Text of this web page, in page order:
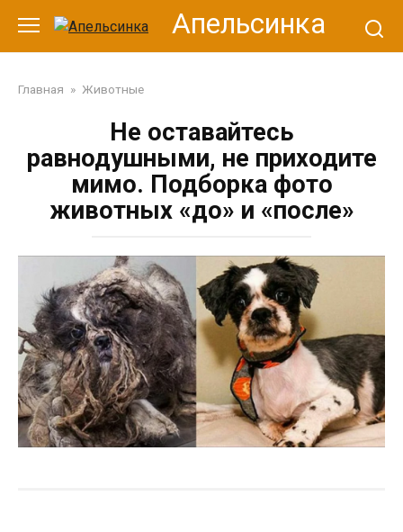
контенту
Апельсинка
Главная » Животные
Не оставайтесь
равнодушными, не приходите
мимо. Подборка фото
животных «до» и «после»